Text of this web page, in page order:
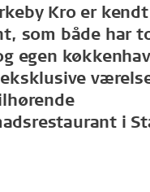
Kro er
som både har
egen
i